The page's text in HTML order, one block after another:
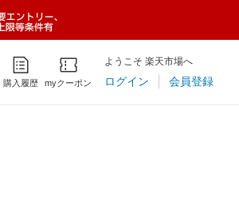
購入履歴 myクーポン
ようこそ 楽天市場へ
ログイン 会員登録